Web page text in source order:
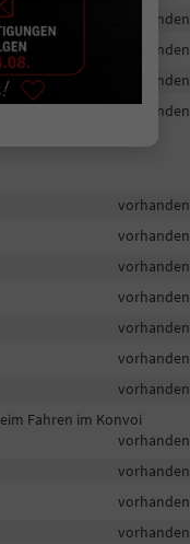
vorhanden
vorhanden
vorhanden
vorhanden
vorhanden
vorhanden
vorhanden
vorhanden
vorhanden
vorhanden
vorhanden
Fahren im Konvoi
vorhanden
vorhanden
vorhanden
vorhanden